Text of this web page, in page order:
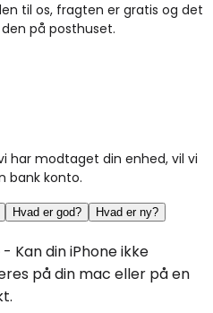
til os, fragten er gratis og det
på posthuset.
har modtaget din enhed, vil vi
bank konto.
Hvad er god? Hvad er ny?
- Kan din iPhone ikke
på din mac eller på en